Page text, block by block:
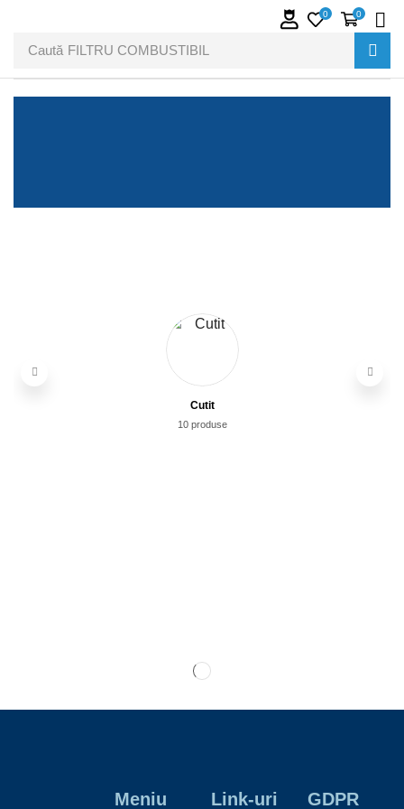
Caută FILTRU COMBUSTIBIL
0 0
Cutit
10 produse
Meniu Link-uri GDPR